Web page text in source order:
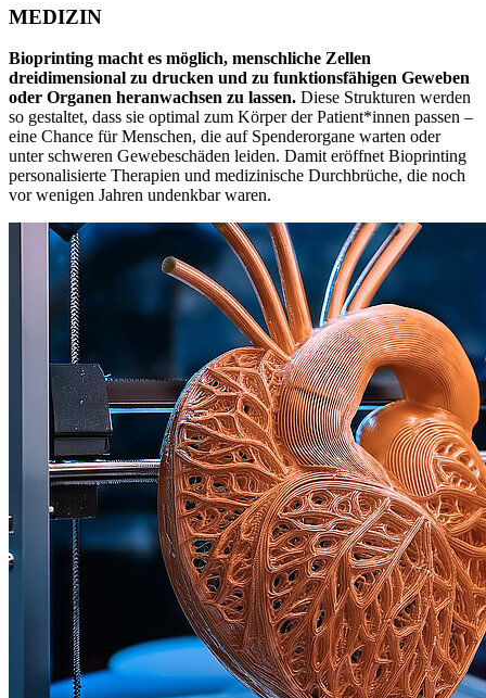
MEDIZIN
Bioprinting macht es möglich, menschliche Zellen
dreidimensional zu drucken und zu funktionsfähigen Geweben
oder Organen heranwachsen zu lassen. Diese Strukturen werden
so gestaltet, dass sie optimal zum Körper der Patient*innen passen –
eine Chance für Menschen, die auf Spenderorgane warten oder
unter schweren Gewebeschäden leiden. Damit eröffnet Bioprinting
personalisierte Therapien und medizinische Durchbrüche, die noch
vor wenigen Jahren undenkbar waren.